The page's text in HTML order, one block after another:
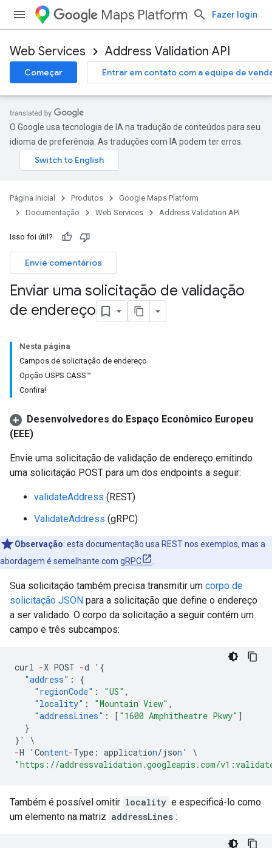
Maps Platform Fazer login
Web Services Address Validation API
Começar Entrar em contato com a equipe de
O Google usa tecnologia de IA na tradução de conteúdos para seu
idioma de preferência. As traduções com IA podem ter erros.
Página inicial Produtos
Google Maps Platform
Documentação
Web Services Address Validation API
Isso foi útil?
Envie comentários
Enviar uma solicitação de validação
de endereço
Nesta página
Campos de solicitação de endereço
Opção USPS CASS™
Confira!
Desenvolvedores do Espaço Econômico Europeu
(EEE)
Envie uma solicitação de validação de endereço emitindo
uma solicitação POST para um dos endpoints a seguir:
validateAddress (REST)
ValidateAddress (gRPC)
Observação: esta documentação usa REST nos exemplos, mas a
abordagem é semelhante com gRPC
Sua solicitação também precisa transmitir um corpo de
solicitação JSON para a solicitação que define o endereço
a ser validado. O corpo da solicitação a seguir contém um
campo e três subcampos:
curl -X POST -d ' {
"address" :
{
"regionCode" : "US" ,
"locality" : "Mountain View" ,
"addressLines" : [ "1600 Amphitheatre Pkwy" ]
}
} '
\
-H 'Content-Type : application/json '
\
"https://addressvalidation.googleapis.com/
Também é possível omitir locality e especificá-lo como
um elemento na matriz addressLines :